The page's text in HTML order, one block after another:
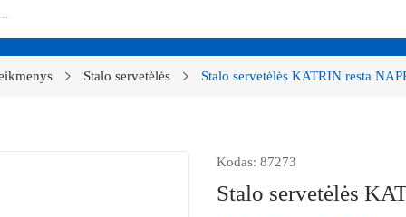
Stalo servetėlės Stalo servetėlės KATRIN resta
Kodas: 87273
Stalo servetėlės